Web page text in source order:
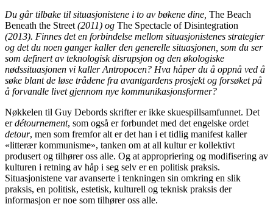
Du går tilbake til situasjonistene i to av bøkene dine, The Beach
Beneath the Street (2011) og The Spectacle of Disintegration
(2013). Finnes det en forbindelse mellom situasjonistenes strategier
og det du noen ganger kaller den generelle situasjonen, som du ser
som definert av teknologisk disrupsjon og den økologiske
nødssituasjonen vi kaller Antropocen? Hva håper du å oppnå ved å
søke blant de løse trådene fra avantgardens prosjekt og forsøket på
å forvandle livet gjennom nye kommunikasjonsformer?
Nøkkelen til Guy Debords skrifter er ikke skuespillsamfunnet. Det
erdétournement, som også er forbundet med det engelske ordet
detour, men som fremfor alt er det han i et tidlig manifest kaller
«litterær kommunisme», tanken om at all kultur er kollektivt
produsert og tilhører oss alle. Og at appropriering og modifisering av
kulturen i retning av håp i seg selv er en politisk praksis.
Situasjonistene var avanserte i tenkningen sin omkring en slik
praksis, en politisk, estetisk, kulturell og teknisk praksis der
informasjon er noe som tilhører oss alle.